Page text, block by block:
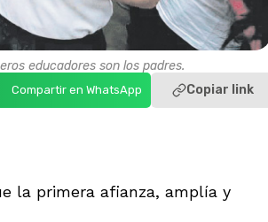
educadores son los padres.
Compartir en WhatsApp Copiar link
la primera afianza, amplía y